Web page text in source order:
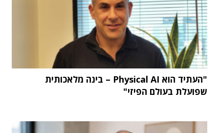
"העתיד הוא Physical AI – בינה מלאכותית
שפועלת בעולם הפיזי"